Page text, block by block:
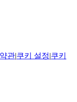
약관|쿠키 설정|쿠키